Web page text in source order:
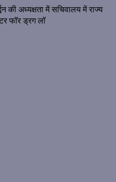
की अध्यक्षता में सचिवालय में राज्य
फॉर ड्रग लॉ